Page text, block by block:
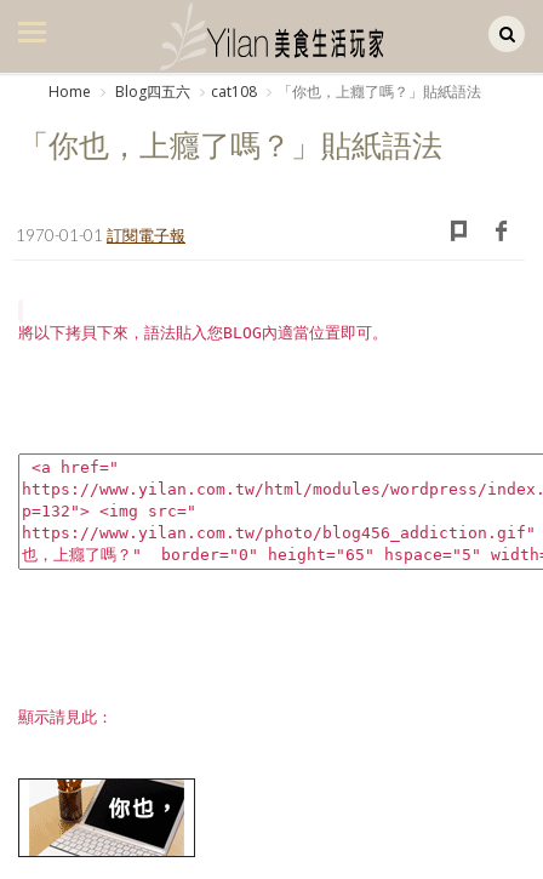
美食集
生活風
餐桌週記
享樂隨手拍
照相簿
歷史區
個人著作
Home Blog四五六 cat108 「你也，上癮了嗎？」貼紙語法
「你也，上癮了嗎？」貼紙語法
1970-01-01 訂閱電子報
將以下拷貝下來，語法貼入您BLOG內適當位置即可。
顯示請見此：